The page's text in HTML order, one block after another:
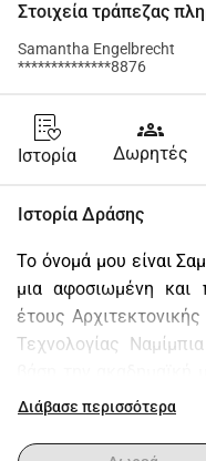
Στοιχεία τράπεζας
Samantha Engelbrecht
**************8876
Ιστορία
groups
Δωρητές
Ιστορία Δράσης
Το όνομά μου είναι
μια αφοσιωμένη και
έτους
Τεχνολογίας
επιλέχθηκα για ένα
Hochschule RheinMain
Διάβασε περισσότερα